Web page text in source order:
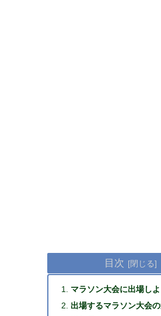
目次
マラソン大会に出場しよ
出場するマラソン大会